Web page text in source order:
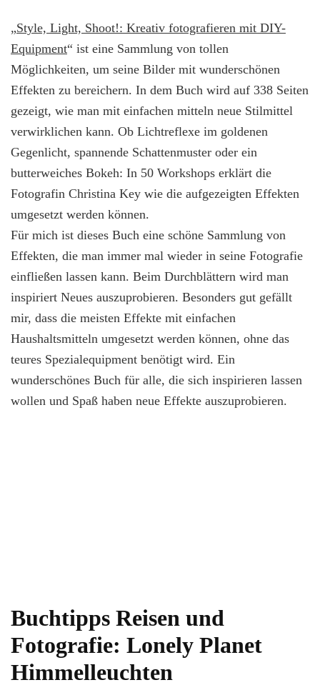
„Style, Light, Shoot!: Kreativ fotografieren mit DIY-
Equipment“ ist eine Sammlung von tollen
Möglichkeiten, um seine Bilder mit wunderschönen
Effekten zu bereichern. In dem Buch wird auf 338 Seiten
gezeigt, wie man mit einfachen mitteln neue Stilmittel
verwirklichen kann. Ob Lichtreflexe im goldenen
Gegenlicht, spannende Schattenmuster oder ein
butterweiches Bokeh: In 50 Workshops erklärt die
Fotografin Christina Key wie die aufgezeigten Effekten
umgesetzt werden können.
Für mich ist dieses Buch eine schöne Sammlung von
Effekten, die man immer mal wieder in seine Fotografie
einfließen lassen kann. Beim Durchblättern wird man
inspiriert Neues auszuprobieren. Besonders gut gefällt
mir, dass die meisten Effekte mit einfachen
Haushaltsmitteln umgesetzt werden können, ohne das
teures Spezialequipment benötigt wird. Ein
wunderschönes Buch für alle, die sich inspirieren lassen
wollen und Spaß haben neue Effekte auszuprobieren.
Buchtipps Reisen und
Fotografie: Lonely Planet
Himmelleuchten